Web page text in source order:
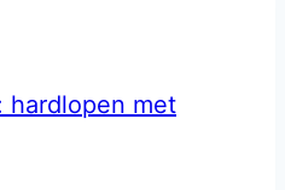
hardlopen met